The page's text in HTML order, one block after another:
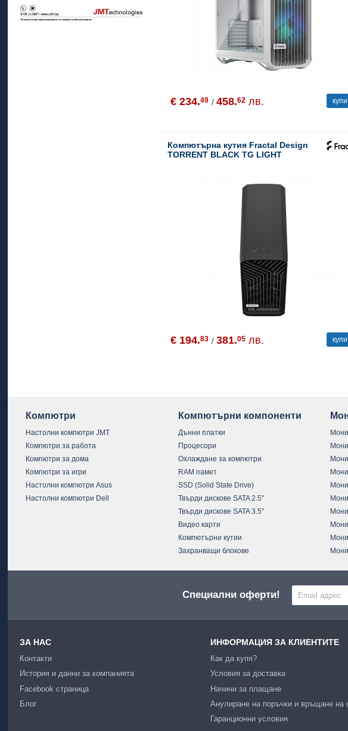
€ 234.49 /458.62 лв. купи
Компютърна кутия Fractal Design
TORRENT BLACK TG LIGHT
€ 194.83 /381.05 лв. купи
Компютри
Настолни компютри JMT
Компютри за работа
Компютри за дома
Компютри за игри
Настолни компютри Asus
Настолни компютри Dell
Компютърни компоненти
Дънни платки
Процесори
Охлаждане за компютри
RAM памет
SSD (Solid State Drive)
Твърди дискове SATA 2.5"
Твърди дискове SATA 3.5"
Видео карти
Компютърни кутии
Захранващи блокове
Специални оферти!
ЗА НАС
Контакти
История и данни за компанията
Facebook страница
Блог
ИНФОРМАЦИЯ ЗА КЛИЕНТИТЕ
Как да купя?
Условия за доставка
Начини за плащане
Анулиране на поръчки и връщане на
Гаранционни условия